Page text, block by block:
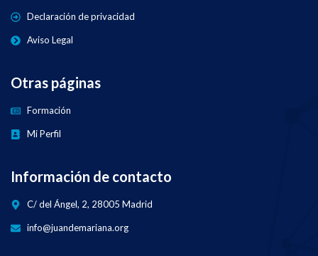
Declaración de privacidad
Aviso Legal
Otras páginas
Formación
Mi Perfil
Información de contacto
C/ del Ángel, 2, 28005 Madrid
info@juandemariana.org